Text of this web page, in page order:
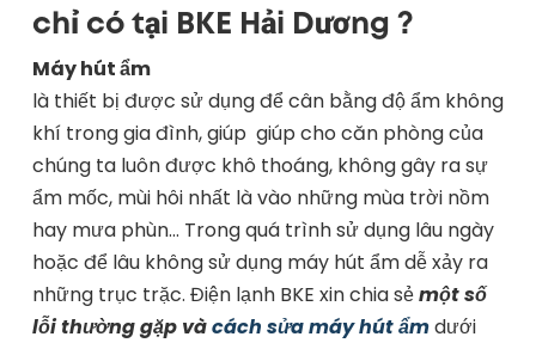
chỉ có tại BKE Hải Dương ?
Máy hút ẩm
là thiết bị được sử dụng để cân bằng độ ẩm không
khí trong gia đình, giúp giúp cho căn phòng của
chúng ta luôn được khô thoáng, không gây ra sự
ẩm mốc, mùi hôi nhất là vào những mùa trời nồm
hay mưa phùn… Trong quá trình sử dụng lâu ngày
hoặc để lâu không sử dụng máy hút ẩm dễ xảy ra
những trục trặc. Điện lạnh BKE xin chia sẻmột số
lỗi thường gặp vàcách sửa máy hút ẩmdưới